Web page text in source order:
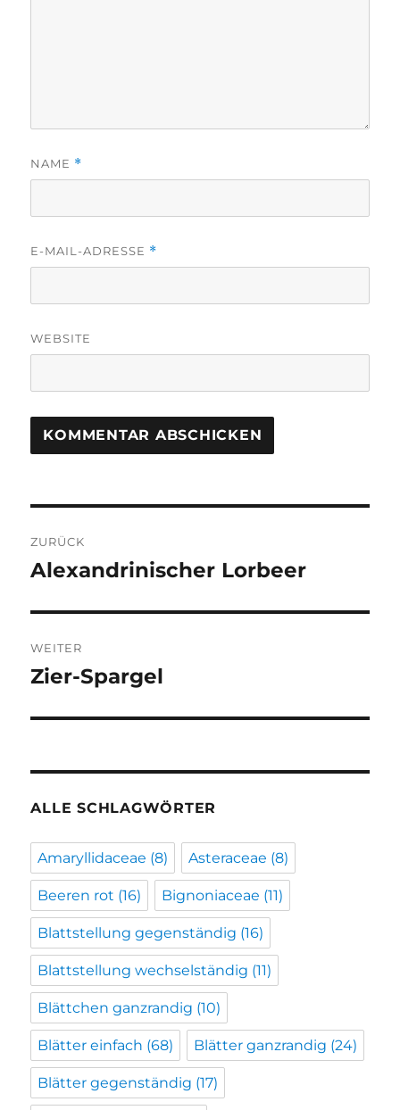
NAME *
E-MAIL-ADRESSE *
WEBSITE
ZURÜCK
Vorheriger
Alexandrinischer Lorbeer
WEITER
Nächster
Zier-Spargel
ALLE SCHLAGWÖRTER
Amaryllidaceae (8) Asteraceae (8)
Beeren rot (16) Bignoniaceae (11)
Blattstellung gegenständig (16)
Blattstellung wechselständig (11)
Blättchen ganzrandig (10)
Blätter einfach (68) Blätter ganzrandig (24)
Blätter gegenständig (17)